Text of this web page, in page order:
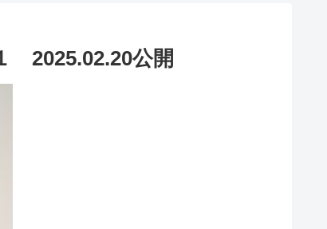
2025.02.20公開